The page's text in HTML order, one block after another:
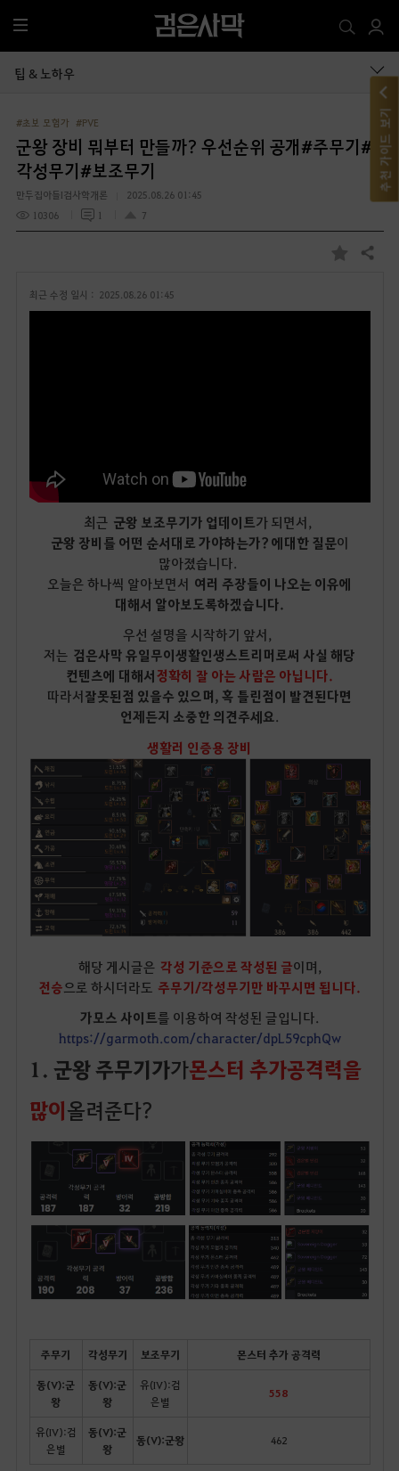
전
체
메
팁 & 노하우
#초보 모험가 #PVE
군왕 장비 뭐부터 만들까? 우선순위 공개#주무기#
각성무기#보조무기
만두집아들I검사학개론
2025.08.26 01:45
10306
1 7
즐
공유하기
최근 수정 일시 : 2025.08.26 01:45
최근 군왕 보조무기가 업데이트가 되면서,
군왕 장비를 어떤 순서대로 가야하는가? 에대한 질문이
많아졌습니다.
오늘은 하나씩 알아보면서 여러 주장들이 나오는 이유에
대해서 알아보도록하겠습니다.
우선 설명을 시작하기 앞서,
저는 검은사막 유일무이생활인생스트리머로써 사실 해당
컨텐츠에 대해서정확히 잘 아는 사람은 아닙니다.
따라서잘못된점 있을수 있으며, 혹 틀린점이 발견된다면
언제든지 소중한 의견주세요.
생활러 인증용 장비
해당 게시글은 각성 기준으로 작성된 글이며,
전승으로 하시더라도 주무기/각성무기만 바꾸시면 됩니다.
가모스 사이트를 이용하여 작성된 글입니다.
https://garmoth.com/character/dpL59cphQw
1. 군왕 주무기가가몬스터 추가공격력을
많이올려준다?
주무기 각성무기 보조무기 몬스터 추가 공격력
동(V):군
왕
동(V):군
왕
유(IV):검
은별
558
유(IV):검
은별
동(V):군
왕
동(V):군왕 462
추천 가이드 보기